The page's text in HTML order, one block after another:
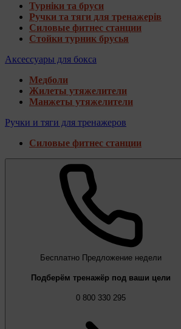
Турніки та бруси
Ручки та тяги для тренажерів
Силовые фитнес станции
Стойки турник брусья
Аксессуары для бокса
Медболи
Жилеты утяжелители
Манжеты утяжелители
Ручки и тяги для тренажеров
Силовые фитнес станции
Бесплатно Предложение недели
Подберём тренажёр под ваши цели
0 800 330 295